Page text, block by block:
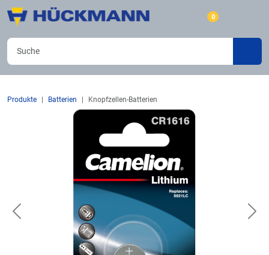
0
Produkte Batterien Knopfzellen-Batterien
Previous